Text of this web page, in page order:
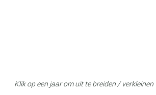
Klik op een jaar om uit te breiden / verkleinen